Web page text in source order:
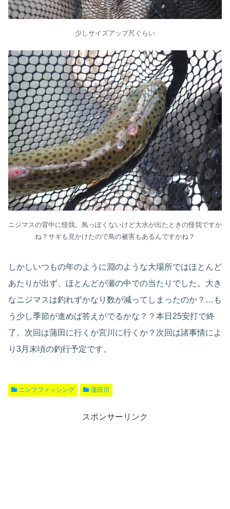
少しサイズアップ尺ぐらい
ニジマスの背中に怪我。鳥っぽくないけど大水が出たときの怪我ですか
ね？サギも見かけたので鳥の被害もあるんですかね？
しかしいつもの年のように淵のような大場所ではほとんど
あたりが出ず、ほとんどが瀬の中での当たりでした。大き
なニジマスは釣れずかなり数が減ってしまったのか？…も
う少し季節が進めば答えがでるかな？？本日25安打で終
了。次回は蒲田に行くか宮川に行くか？次回は諸事情によ
り3月末頃の釣行予定です。
ニンフフィッシング 蒲田川
スポンサーリンク